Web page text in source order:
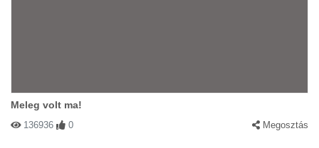
Meleg volt ma!
136936 0 Megosztás